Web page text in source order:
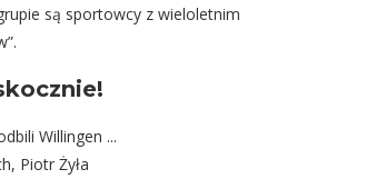
są sportowcy z wieloletnim
Piotr Żyła